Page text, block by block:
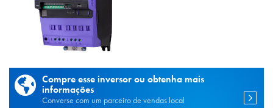
Compre esse inversor ou obtenha mais
informações
Converse com um parceiro de vendas local